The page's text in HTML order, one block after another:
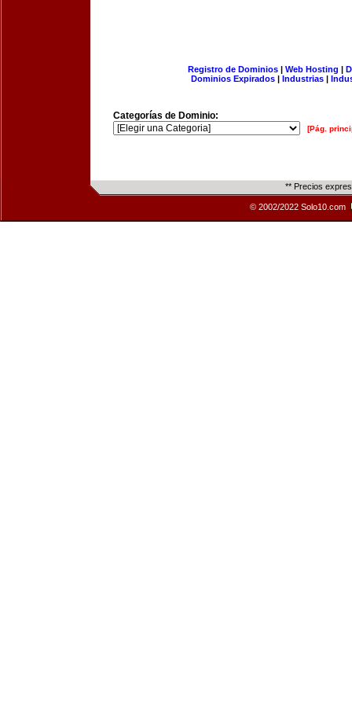
Registro de Dominios| Web Hosting |
Dominios Expirados | Industrias |
Categorías de Dominio:
[Pág.
** Precios
© 2002/2022 Solo10.com